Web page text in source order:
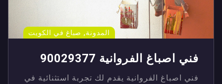
المدونة, صباغ في الكويت
فني اصباغ الفروانية 90029377
فني اصباغ الفروانية يقدم لك تجربة استثنائية في